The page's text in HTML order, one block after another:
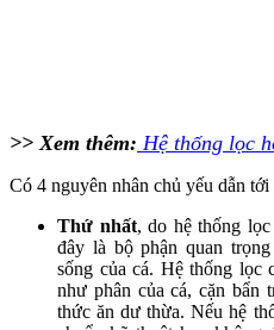
>> Xem thêm: Hệ thống lọc
Có 4 nguyên nhân chủ yếu dẫn
Thứ nhất, do hệ thống
đây là bộ phận quan
sống của cá. Hệ thống lọc
như phân của cá, cặn bẩn
thức ăn dư thừa. Nếu hệ